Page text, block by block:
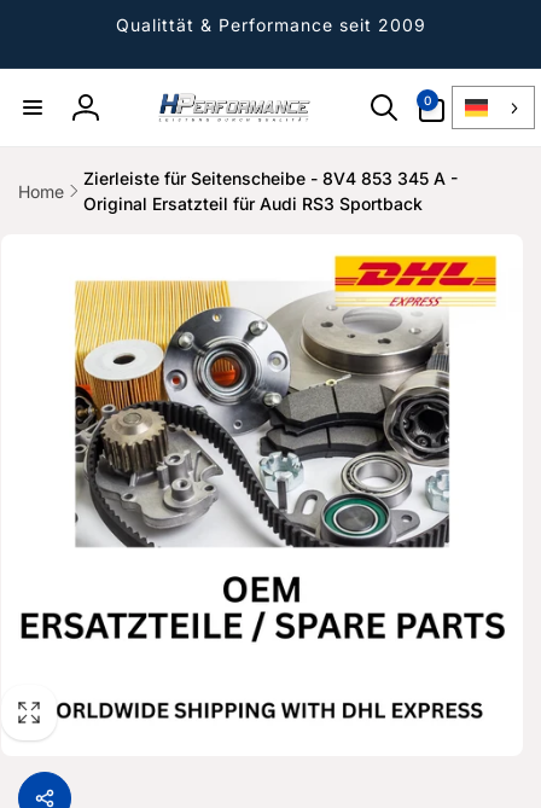
Qualittät & Performance seit 2009
Einloggen
0
Artikel
Home
Zierleiste für Seitenscheibe - 8V4 853 345 A -
Original Ersatzteil für Audi RS3 Sportback